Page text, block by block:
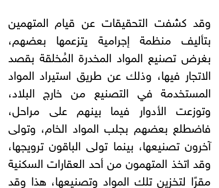
وقد كشفت التحقيقات عن قيام المتهمين
بتأليف منظمة إجرامية يتزعمها بعضهم،
بغرض تصنيع المواد المخدرة المُخلقة بقصد
الاتجار فيها، وذلك عن طريق استيراد المواد
المستخدمة في التصنيع من خارج البلاد،
وتوزعت الأدوار فيما بينهم على مراحل،
فاضطلع بعضهم بجلب المواد الخام، وتولى
آخرون تصنيعها، بينما تولى الباقون ترويجها،
وقد اتخذ المتهمون من أحد العقارات السكنية
مقرًا لتخزين تلك المواد وتصنيعها، هذا وقد